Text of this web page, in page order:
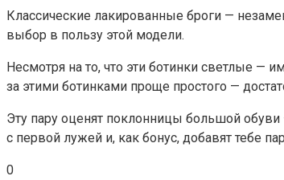
Классические лакированные броги —
выбор в пользу этой модели.
Несмотря на то, что эти ботинки светлые —
за этими ботинками проще простого —
Эту пару оценят поклонницы большой обуви
с первой лужей и, как бонус, добавят тебе
0